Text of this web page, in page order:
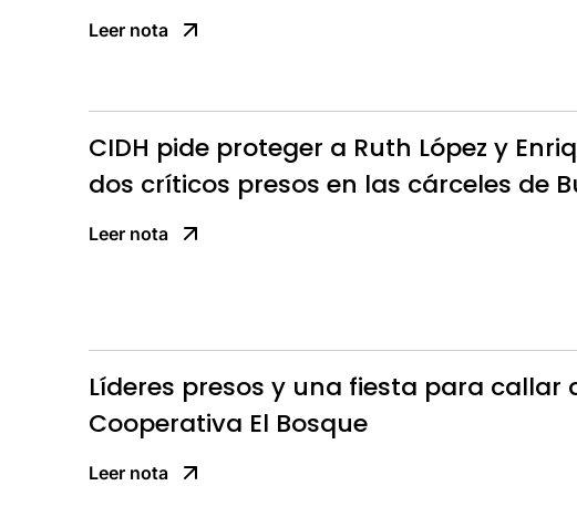
Leer nota
CIDH pide proteger a Ruth López y
dos críticos presos en las cárceles de
Leer nota
Líderes presos y una fiesta para callar
Cooperativa El Bosque
Leer nota